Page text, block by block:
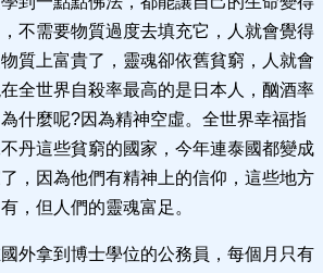
不需要物質過度去填充它，人就會覺得
質上富貴了，靈魂卻依舊貧窮，人就會
全世界自殺率最高的是日本人，酗酒率
什麼呢?因為精神空虛。全世界幸福指
丹這些貧窮的國家，今年連泰國都變成
，因為他們有精神上的信仰，這些地方
，但人們的靈魂富足。
外拿到博士學位的公務員，每個月只有